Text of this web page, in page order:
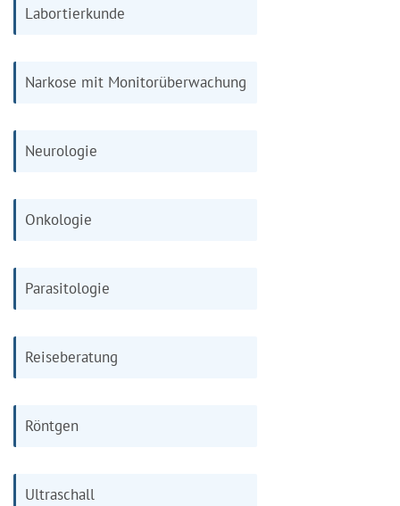
Labortierkunde
Narkose mit Monitorüberwachung
Neurologie
Onkologie
Parasitologie
Reiseberatung
Röntgen
Ultraschall